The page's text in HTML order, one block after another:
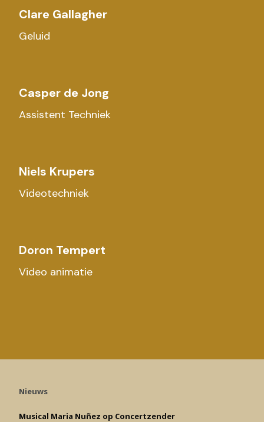
Clare Gallagher
Geluid
Casper de Jong
Assistent Techniek
Niels Krupers
Videotechniek
Doron Tempert
Video animatie
Nieuws
Musical Maria Nuñez op Concertzender